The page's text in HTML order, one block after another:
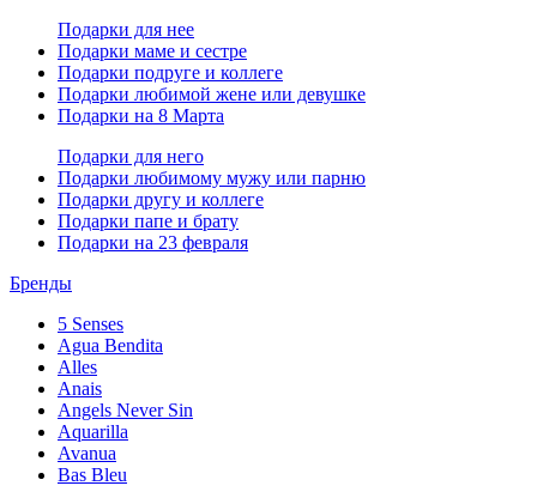
Подарки для нее
Подарки маме и сестре
Подарки подруге и коллеге
Подарки любимой жене или девушке
Подарки на 8 Марта
Подарки для него
Подарки любимому мужу или парню
Подарки другу и коллеге
Подарки папе и брату
Подарки на 23 февраля
Бренды
5 Senses
Agua Bendita
Alles
Anais
Angels Never Sin
Aquarilla
Avanua
Bas Bleu